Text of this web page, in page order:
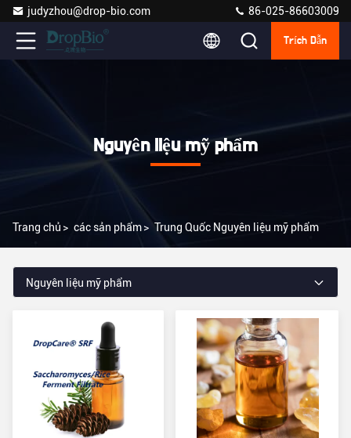
judyzhou@drop-bio.com 86-025-86603009
Trích Dẫn
Nguyên liệu mỹ phẩm
Trang chủ > các sản phẩm> Trung Quốc Nguyên liệu mỹ phẩm
Nguyên liệu mỹ phẩm